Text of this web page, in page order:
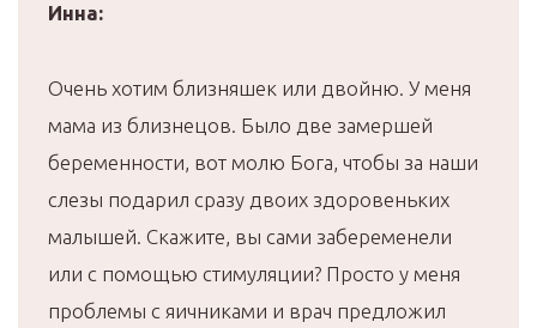
Инна:
Очень хотим близняшек или двойню. У меня
мама из близнецов. Было две замершей
беременности, вот молю Бога, чтобы за наши
слезы подарил сразу двоих здоровеньких
малышей. Скажите, вы сами забеременели
или с помощью стимуляции? Просто у меня
проблемы с яичниками и врач предложил